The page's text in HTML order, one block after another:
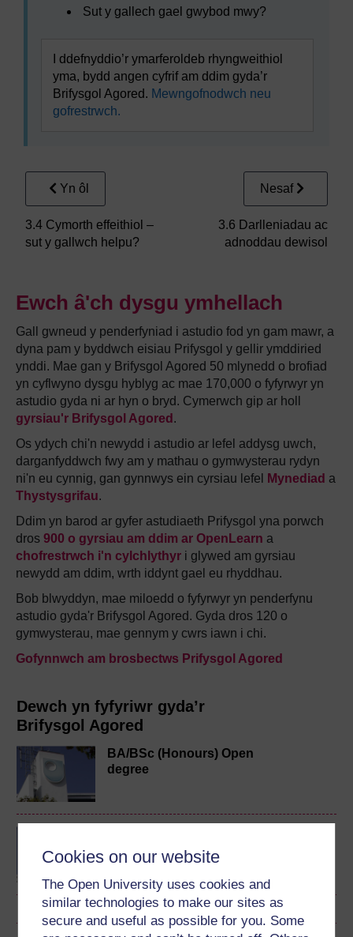
Cookies on our website
The Open University uses cookies and
similar technologies to make our sites as
secure and useful as possible for you. Some
Dewch yn fyfyriwr gyda’r
Brifysgol Agored
BA/BSc (Honours) Open
degree
Sut y gallech gael gwybod mwy?
I ddefnyddio’r ymarferoldeb rhyngweithiol
yma, bydd angen cyfrif am ddim gyda’r
Brifysgol Agored. Mewngofnodwch neu
gofrestrwch.
Yn ôl
3.4 Cymorth effeithiol –
sut y gallwch helpu?
Nesaf
3.6 Darlleniadau ac
adnoddau dewisol
Ewch â'ch dysgu ymhellach
Gall gwneud y penderfyniad i astudio fod yn gam mawr, a
dyna pam y byddwch eisiau Prifysgol y gellir ymddiried
ynddi. Mae gan y Brifysgol Agored 50 mlynedd o brofiad
yn cyflwyno dysgu hyblyg ac mae 170,000 o fyfyrwyr yn
astudio gyda ni ar hyn o bryd. Cymerwch gip ar holl
gyrsiau'r Brifysgol Agored .
Os ydych chi'n newydd i astudio ar lefel addysg uwch,
darganfyddwch fwy am y mathau o gymwysterau rydyn
ni'n eu cynnig, gan gynnwys ein cyrsiau lefel
Mynediad a
Thystysgrifau.
Ddim yn barod ar gyfer astudiaeth Prifysgol yna porwch
dros 900 o gyrsiau am ddim ar OpenLearn a
chofrestrwch i'n cylchlythyr i glywed am gyrsiau
newydd am ddim, wrth iddynt gael eu rhyddhau.
Bob blwyddyn, mae miloedd o fyfyrwyr yn penderfynu
astudio gyda'r Brifysgol Agored. Gyda dros 120 o
gymwysterau, mae gennym y cwrs iawn i chi.
Gofynnwch am brosbectws Prifysgol Agored